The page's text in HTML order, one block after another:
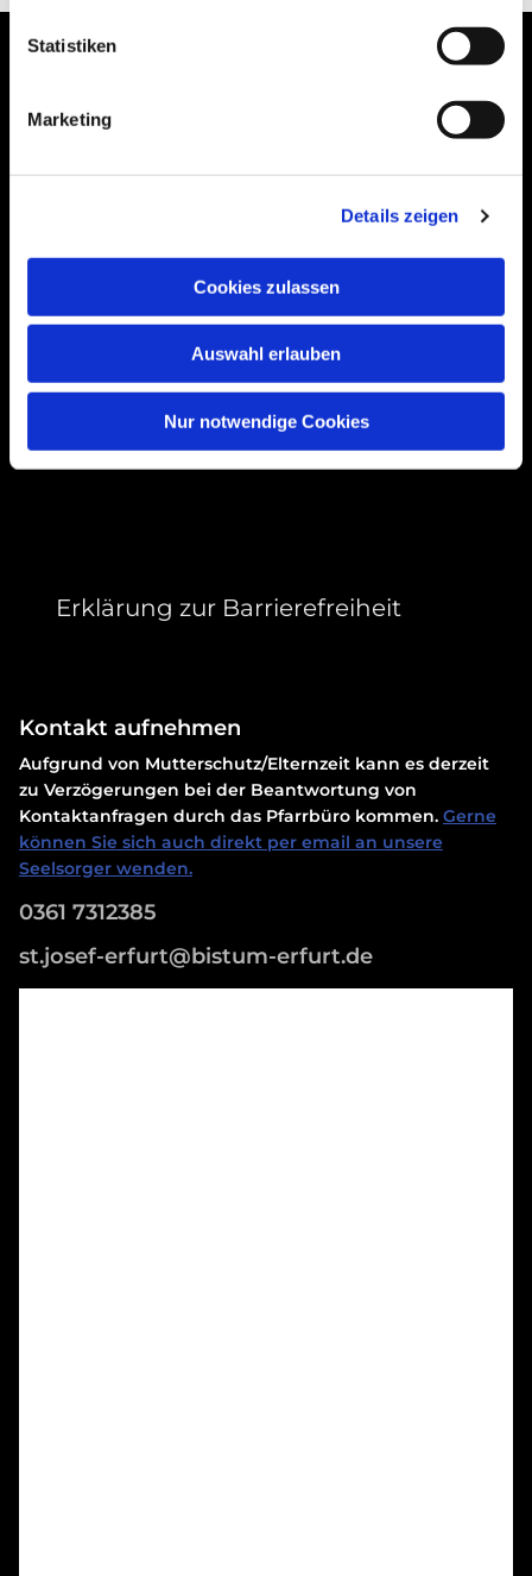
Statistiken
Marketing
Details zeigen
Cookies zulassen
Auswahl erlauben
Nur notwendige Cookies
99089 Erfurt, Thüringen
Bitte akzeptieren Sie Marketing-Cookies,
um diese Karte anzuzeigen.
Accept cookies
Erklärung zur Barrierefreiheit
Kontakt aufnehmen
Aufgrund von Mutterschutz/Elternzeit kann es derzeit
zu Verzögerungen bei der Beantwortung von
Kontaktanfragen durch das Pfarrbüro kommen. Gerne
können Sie sich auch direkt per email an unsere
Seelsorger wenden.
0361 7312385
st.josef-erfurt@bistum-erfurt.de